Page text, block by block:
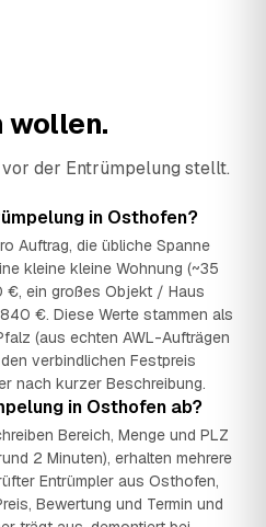
wollen.
der Entrümpelung stellt.
in Osthofen?
Auftrag, die übliche Spanne
kleine kleine Wohnung (~35
€, ein großes Objekt / Haus
€. Diese Werte stammen als
(aus echten AWL-Aufträgen
verbindlichen Festpreis
nach kurzer Beschreibung.
in Osthofen ab?
Bereich, Menge und PLZ
2 Minuten), erhalten mehrere
Entrümpler aus Osthofen,
Bewertung und Termin und